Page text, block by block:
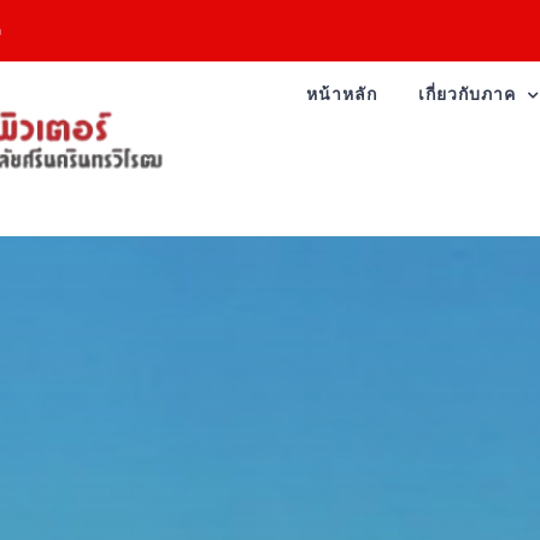
หน้าหลัก เกี่ยวกับภาค